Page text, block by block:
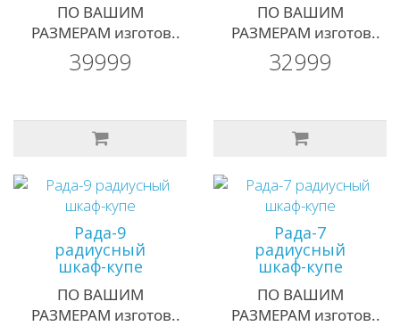
ПО ВАШИМ
РАЗМЕРАМ изготов..
39999
ПО ВАШИМ
РАЗМЕРАМ изготов..
32999
Рада-9
радиусный
шкаф-купе
ПО ВАШИМ
РАЗМЕРАМ изготов..
Рада-7
радиусный
шкаф-купе
ПО ВАШИМ
РАЗМЕРАМ изготов..